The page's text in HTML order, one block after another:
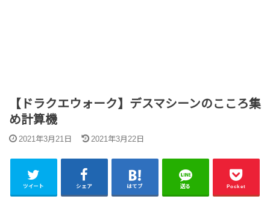
【ドラクエウォーク】デスマシーンのこころ集
め計算機
2021年3月21日 2021年3月22日
ツイート シェア はてブ 送る Pocket